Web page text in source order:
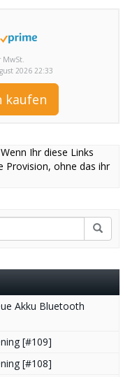
2026 22:33
kaufen
Ihr diese Links
Provision, ohne das ihr
Akku Bluetooth
[#109]
[#108]